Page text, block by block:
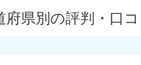
府県別の評判・口コ